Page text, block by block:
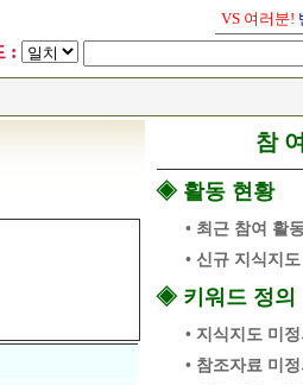
VS 여러분!
:
참
◈ 활동 현황
• 최근 참여 활
• 신규 지식지
◈ 키워드 정의
• 지식지도 미
• 참조자료 미